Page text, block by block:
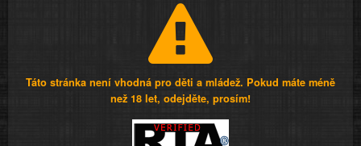
Táto stránka není vhodná pro děti a mládež. Pokud máte méně
než 18 let, odejděte, prosím!